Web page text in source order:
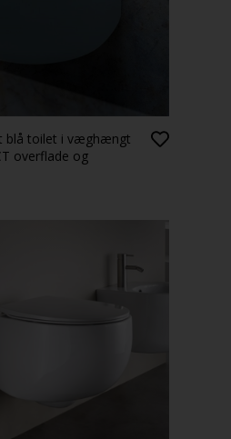
blå toilet i væghængt
overflade og